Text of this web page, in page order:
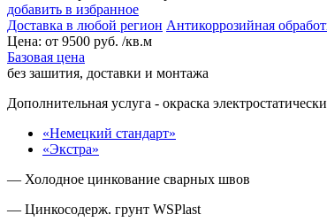
добавить в избранное
Доставка в любой регион Антикоррозийная
Цена: от 9500 руб. /кв.м
Базовая цена
без зашития, доставки и монтажа
Дополнительная услуга - окраска
«Немецкий стандарт»
«Экстра»
— Холодное цинкование сварных швов
— Цинкосодерж. грунт WSPlast